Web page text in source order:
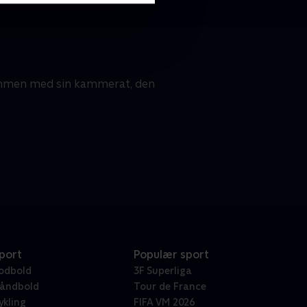
med sin kammerat, den
Populær sport
3F Superliga
Tour de France
FIFA VM 2026